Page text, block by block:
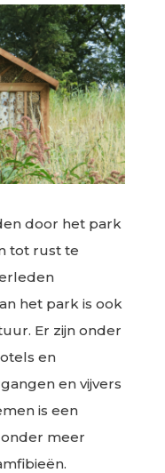
door het park
tot rust te
het park is ook
Er zijn onder
en
en vijvers
is een
meer